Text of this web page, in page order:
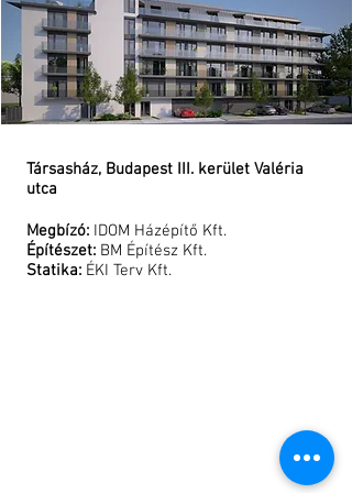
Ukrainians
which
bravely
defend not
only their
freedom, but
of all
Europeans.
Társasház, Budapest III. kerület Valéria
utca
Megbízó: IDOM Házépítő Kft.
Építészet: BM Építész Kft.
Statika: ÉKI Terv Kft.